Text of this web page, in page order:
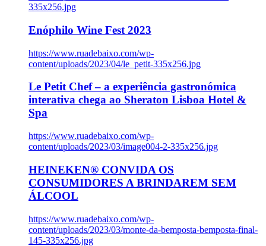
335x256.jpg
Enóphilo Wine Fest 2023
https://www.ruadebaixo.com/wp-
content/uploads/2023/04/le_petit-335x256.jpg
Le Petit Chef – a experiência gastronómica
interativa chega ao Sheraton Lisboa Hotel &
Spa
https://www.ruadebaixo.com/wp-
content/uploads/2023/03/image004-2-335x256.jpg
HEINEKEN® CONVIDA OS
CONSUMIDORES A BRINDAREM SEM
ÁLCOOL
https://www.ruadebaixo.com/wp-
content/uploads/2023/03/monte-da-bemposta-bemposta-final-
145-335x256.jpg